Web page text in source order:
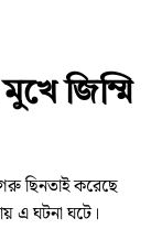
জিম্মি
ছিনতাই করেছে
এ ঘটনা ঘটে।